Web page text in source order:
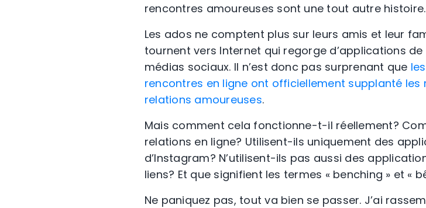
rencontres amoureuses sont une tout autre histoire.
Les ados ne comptent plus sur leurs amis et leur
tournent vers Internet qui regorge d’applications
médias sociaux. Il n’est donc pas surprenant que
rencontres en ligne ont officiellement supplanté
relations amoureuses.
Mais comment cela fonctionne-t-il réellement?
relations en ligne? Utilisent-ils uniquement des
d’Instagram? N’utilisent-ils pas aussi des
liens? Et que signifient les termes « benching » et «
Ne paniquez pas, tout va bien se passer. J’ai